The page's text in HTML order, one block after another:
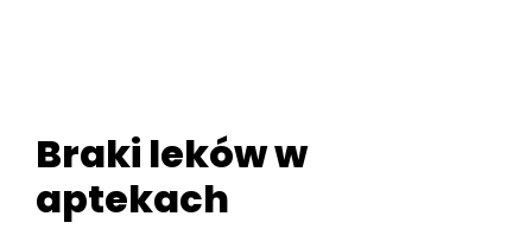
Braki leków w
aptekach